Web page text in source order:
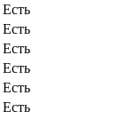
Есть
Есть
Есть
Есть
Есть
Есть